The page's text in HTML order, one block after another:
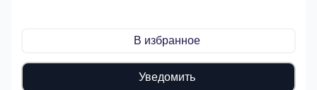
В избранное
Уведомить